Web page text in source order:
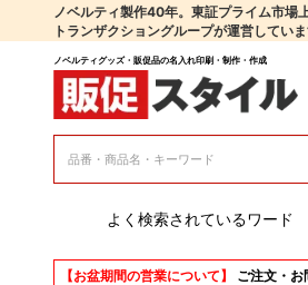
ノベルティ製作40年。東証プライム市場
トランザクショングループが運営していま
ノベルティグッズ・販促品の名入れ印刷・制作・作成
よく検索されているワード
【お盆期間の営業について】
ご注文・お